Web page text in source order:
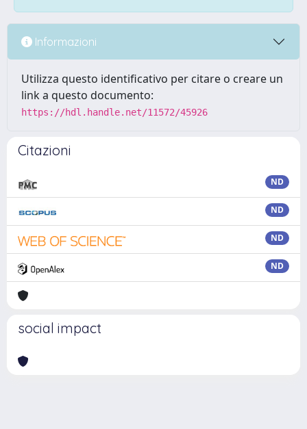
Informazioni
Utilizza questo identificativo per citare o creare un
link a questo documento:
https://hdl.handle.net/11572/45926
Citazioni
ND
ND
ND
ND
social impact